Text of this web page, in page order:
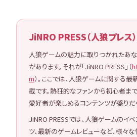
JiNRO PRESS（人狼プレス
人狼ゲームの魅力に取りつかれたあな
があります。それが「JiNRO PRESS」（
m）。ここでは、人狼ゲームに関する
載です。熱狂的なファンから初心者ま
愛好者が楽しめるコンテンツが盛りだ
JiNRO PRESSでは、人狼ゲームのイベ
ツ、最新のゲームレビューなど、様々